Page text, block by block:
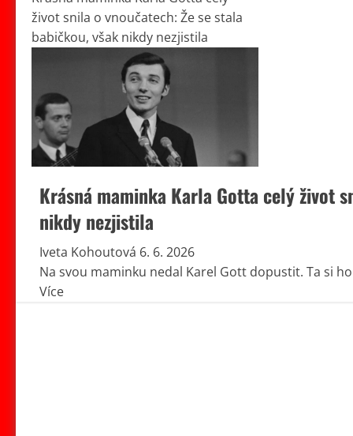
život snila o vnoučatech: Že se stala
babičkou, však nikdy nezjistila
Krásná maminka Karla Gotta celý život
nikdy nezjistila
Iveta Kohoutová 6. 6. 2026
Na svou maminku nedal Karel Gott dopustit. Ta si
VíceRead